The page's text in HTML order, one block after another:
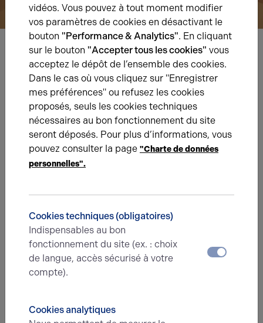
Nous avons hâte de vous lire,
prenez contact !
Nom*
N° de téléphone*
Type d'offre
vidéos. Vous pouvez à tout moment modifier
vos paramètres de cookies en désactivant le
bouton "Performance & Analytics". En cliquant
sur le bouton "Accepter tous les cookies" vous
acceptez le dépôt de l’ensemble des cookies.
Dans le cas où vous cliquez sur "Enregistrer
mes préférences" ou refusez les cookies
proposés, seuls les cookies techniques
nécessaires au bon fonctionnement du site
seront déposés. Pour plus d’informations, vous
pouvez consulter la page "Charte de données
personnelles".
Cookies techniques (obligatoires)
Indispensables au bon
fonctionnement du site (ex. : choix
de langue, accès sécurisé à votre
compte).
Cookies analytiques